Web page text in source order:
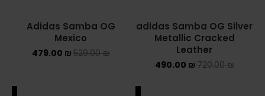
adidas Samba OG Silver
Metallic Cracked
Leather
720.00₪
490.00 ₪
Adidas Samba OG
Mexico
529.00₪
479.00 ₪